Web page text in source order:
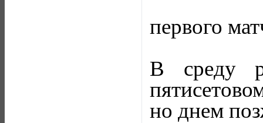
первого
В среду
но днем